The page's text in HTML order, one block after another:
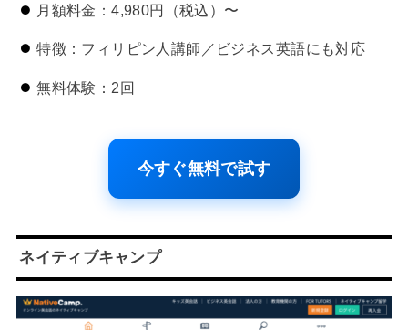
月額料金：4,980円（税込）〜
特徴：フィリピン人講師／ビジネス英語にも対応
無料体験：2回
今すぐ無料で試す
ネイティブキャンプ